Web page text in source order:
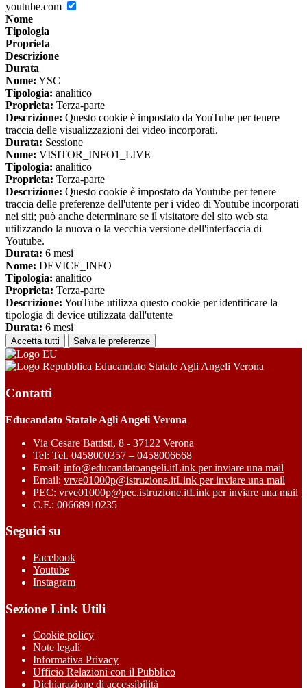
youtube.com
Nome
Tipologia
Proprieta
Descrizione
Durata
Nome: YSC
Tipologia: analitico
Proprieta: Terza-parte
Descrizione: Questo cookie è impostato da YouTube per tenere
traccia delle visualizzazioni dei video incorporati.
Durata: Sessione
Nome: VISITOR_INFO1_LIVE
Tipologia: analitico
Proprieta: Terza-parte
Descrizione: Questo cookie è impostato da Youtube per tenere
traccia delle preferenze dell'utente per i video di Youtube incorporati
nei siti; può anche determinare se il visitatore del sito web sta
utilizzando la nuova o la vecchia versione dell'interfaccia di
Youtube.
Durata: 6 mesi
Nome: DEVICE_INFO
Tipologia: analitico
Proprieta: Terza-parte
Descrizione: YouTube utilizza questo cookie per identificare la
tipologia di device utilizzata dall'utente
Durata: 6 mesi
Accetta tutti Salva le preferenze
Educandato Statale Agli Angeli Verona
Contatti
Educandato Statale Agli Angeli Verona
Via Cesare Battisti, 8 - 37122 Verona
Tel: Tel. 0458000357 – 0458006668
Email: info@educandatoangeli.itLink per inviare una mail
Email: vrve01000p@istruzione.itLink per inviare una mail
PEC: vrve01000p@pec.istruzione.itLink per inviare una mail
C.F.: 00668910235
Seguici su
Facebook
Youtube
Instagram
Sezione Link Utili
Cookie policy
Note legali
Informativa Privacy
Ufficio Relazioni con il Pubblico
Dichiarazione di accessibilità